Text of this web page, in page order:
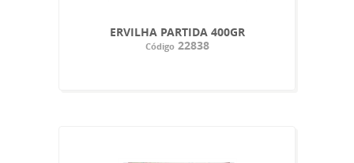
ERVILHA PARTIDA 400GR
Código22838